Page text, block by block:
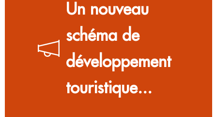
Un nouveau
schéma de
développement
touristique...